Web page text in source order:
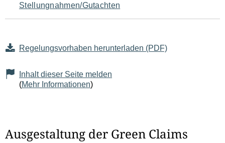
Stellungnahmen/Gutachten
Regelungsvorhaben herunterladen (PDF)
Inhalt dieser Seite melden
(Mehr Informationen)
Ausgestaltung der Green Claims